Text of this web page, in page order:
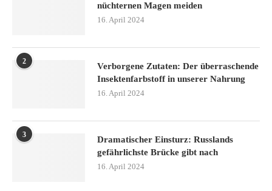
nüchternen Magen meiden
16. April 2024
2
Verborgene Zutaten: Der überraschende
Insektenfarbstoff in unserer Nahrung
16. April 2024
3
Dramatischer Einsturz: Russlands
gefährlichste Brücke gibt nach
16. April 2024